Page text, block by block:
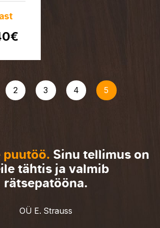
€
2 3 4 5
puutöö. Sinu tellimus on
tähtis ja valmib
rätsepatööna.
OÜ E. Strauss